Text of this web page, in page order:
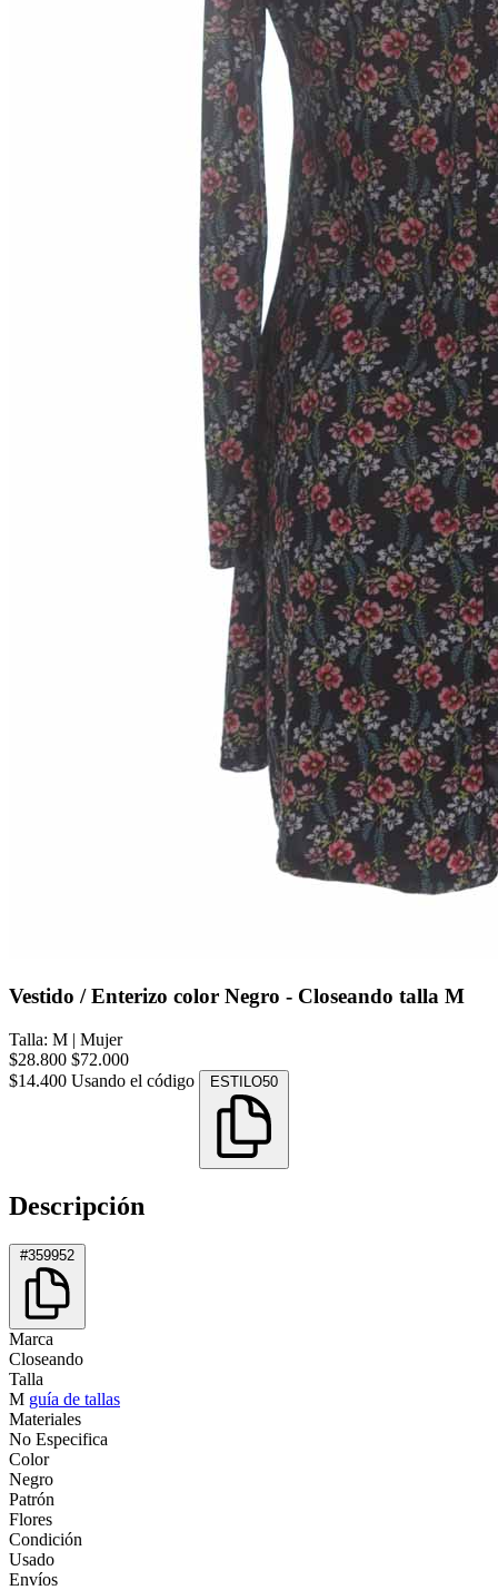
Vestido / Enterizo color Negro - Closeando talla M
Talla: M | Mujer
$28.800 $72.000
$14.400 Usando el código ESTILO50
Descripción
#359952
Marca
Closeando
Talla
M guía de tallas
Materiales
No Especifica
Color
Negro
Patrón
Flores
Condición
Usado
Envíos